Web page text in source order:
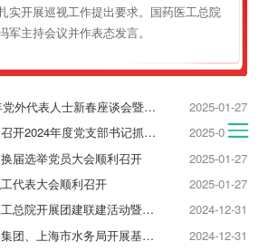
实开展巡视工作提出要求。国药医工总院
军主持会议并作表态发言。
人士新春座谈会暨统战工作论坛
2025-01-27
支部书记抓基层党建工作述职评议会议
2025-01-27
届选举党员大会顺利召开
2025-01-27
代表大会顺利召开
2025-01-27
建活动暨2024年第二期新闻舆情通讯员培训
2024-12-31
务局开展基层团组织联建共建交流活动
2024-12-31